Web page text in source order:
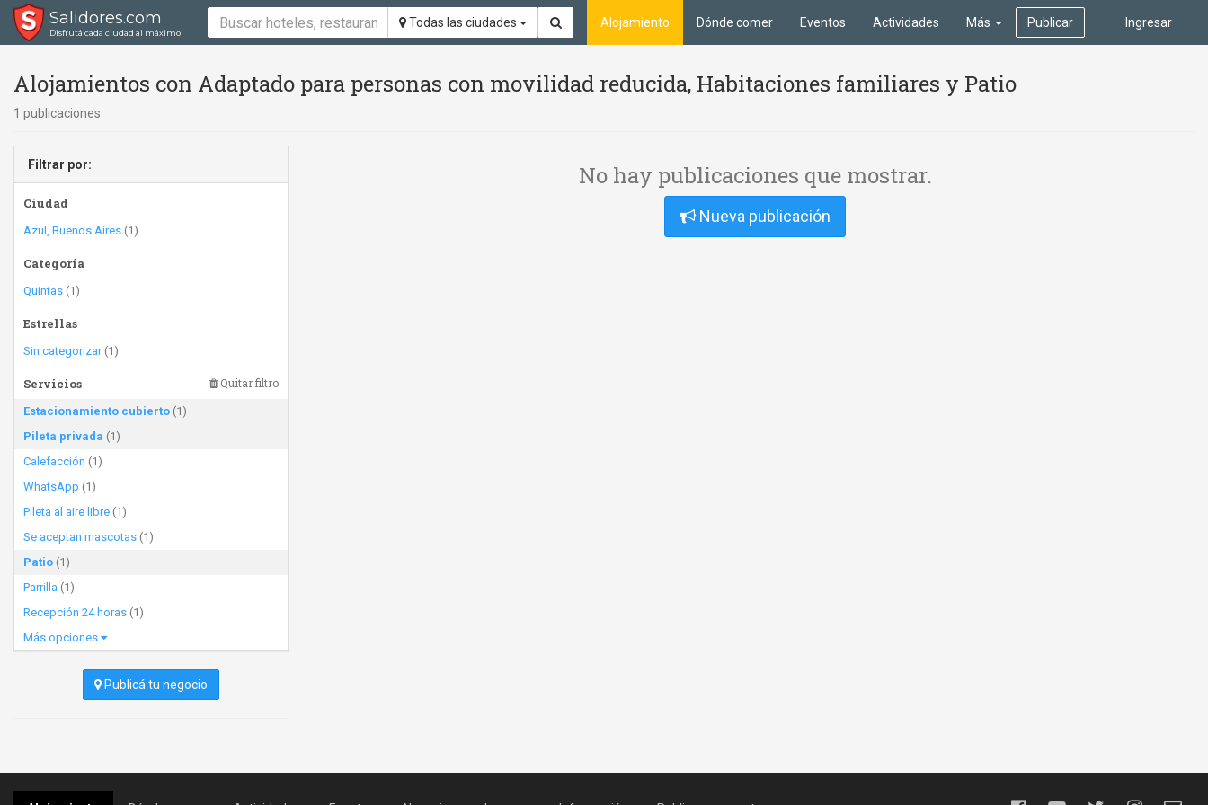
Salidores.com
Disfrutá cada ciudad al máximo
Todas las ciudades Ingresar
Alojamiento Dónde comer Eventos Actividades Más Publicar
Alojamientos con Adaptado para personas con movilidad reducida, Habitaciones familiares y Patio
1 publicaciones
Filtrar por:
Ciudad
Azul, Buenos Aires (1)
Categoría
Quintas (1)
Estrellas
Sin categorizar(1)
Servicios Quitar filtro
Estacionamiento cubierto (1)
Pileta privada (1)
Calefacción (1)
WhatsApp (1)
Pileta al aire libre (1)
Se aceptan mascotas (1)
Patio (1)
Parrilla (1)
Recepción 24 horas (1)
Más opciones
Publicá tu negocio
No hay publicaciones que mostrar.
Nueva publicación